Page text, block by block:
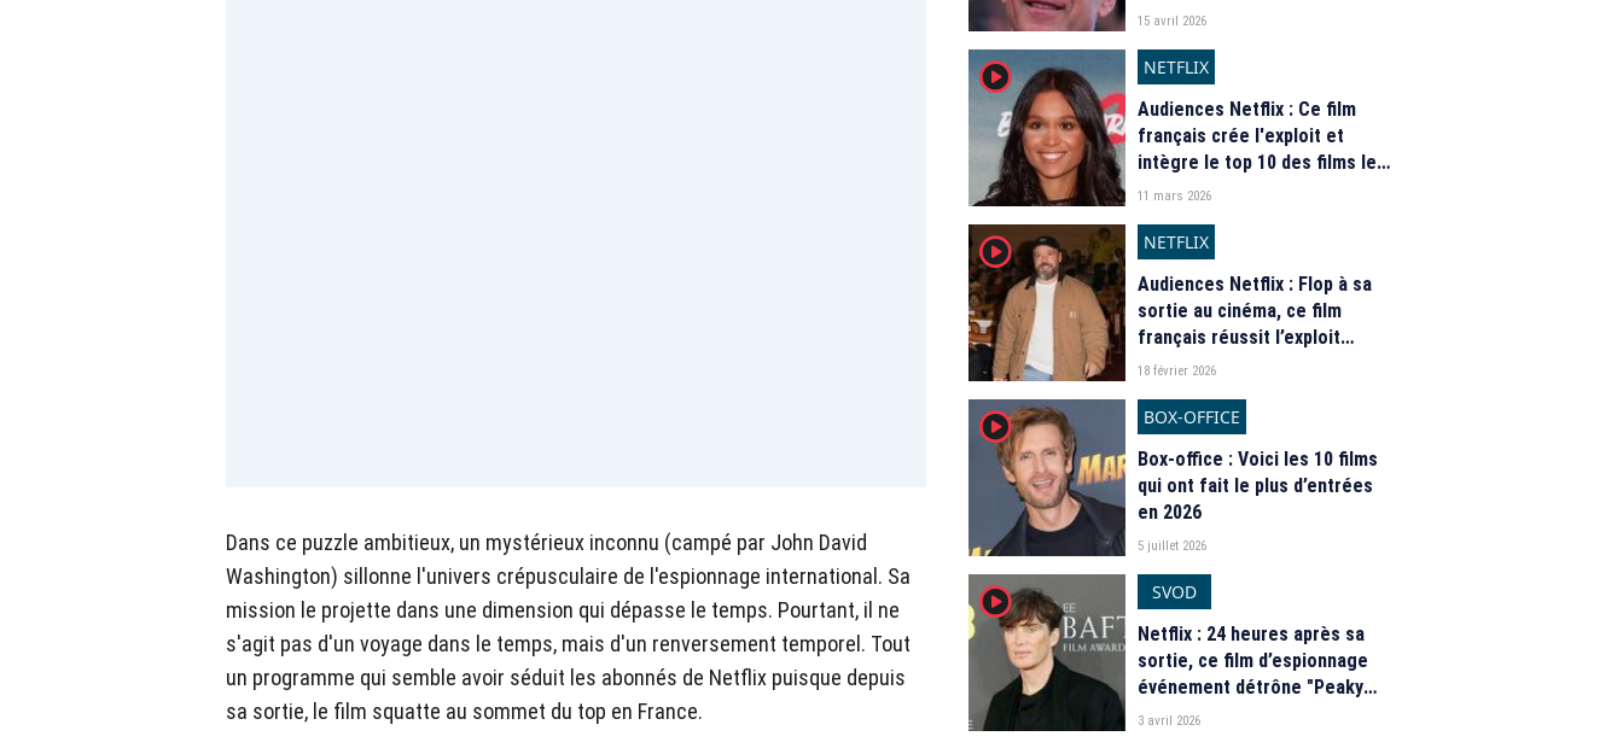
Dans ce puzzle ambitieux, un mystérieux inconnu (campé par John David
Washington) sillonne l'univers crépusculaire de l'espionnage international. Sa
mission le projette dans une dimension qui dépasse le temps. Pourtant, il ne
s'agit pas d'un voyage dans le temps, mais d'un renversement temporel. Tout
un programme qui semble avoir séduit les abonnés de Netflix puisque depuis
sa sortie, le film squatte au sommet du top en France.
dans le top 5 de la plateforme
15 avril 2026
player2
NETFLIX
Audiences Netflix : Ce film
français crée l'exploit et
intègre le top 10 des films les
plus vus dans le monde
11 mars 2026
player2
NETFLIX
Audiences Netflix : Flop à sa
sortie au cinéma, ce film
français réussit l’exploit
d’intégrer le top 10 mondial
18 février 2026
player2
BOX-OFFICE
Box-office : Voici les 10 films
qui ont fait le plus d’entrées
en 2026
5 juillet 2026
player2
SVOD
Netflix : 24 heures après sa
sortie, ce film d’espionnage
événement détrône "Peaky
Blinders" au sommet du top
3 avril 2026